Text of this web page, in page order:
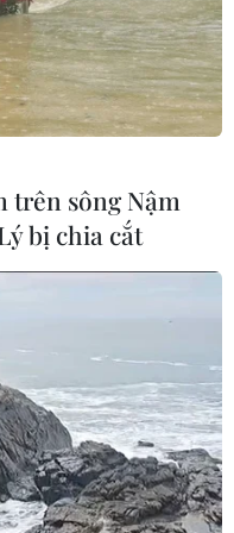
TÁM, KHÚC THANH
định sử dụng
trên sông Nậm
bị chia cắt